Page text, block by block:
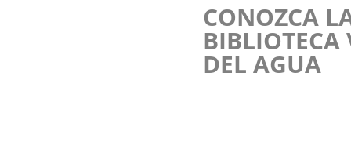
CONOZCA
BIBLIOTECA
DEL AGUA